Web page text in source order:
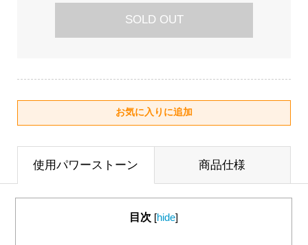
SOLD OUT
使用パワーストーン 商品仕様
目次 [hide]